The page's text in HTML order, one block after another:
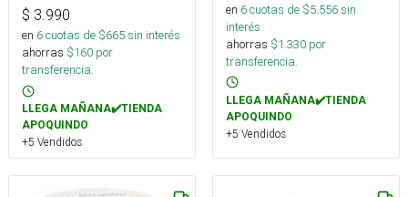
$ 3.990
en 6cuotas de $665sin interés
ahorras $160 por
transferencia.
LLEGA MAÑANA✔️TIENDA
APOQUINDO
+5 Vendidos
en 6cuotas de $5.556sin
interés
ahorras $1.330 por
transferencia.
LLEGA MAÑANA✔️TIENDA
APOQUINDO
+5 Vendidos